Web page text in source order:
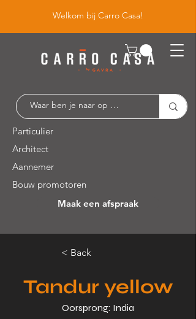
Welkom bij Carro Casa!
Particulier
Architect
Aannemer
Bouw promotoren
Maak een afspraak
Leuvensesteenweg 526 / 1930 Zaventem
< Back
Tandur yellow
Oorsprong: India